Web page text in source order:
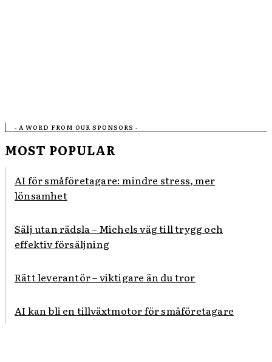
- A WORD FROM OUR SPONSORS -
MOST POPULAR
AI för småföretagare: mindre stress, mer
lönsamhet
Sälj utan rädsla – Michels väg till trygg och
effektiv försäljning
Rätt leverantör – viktigare än du tror
AI kan bli en tillväxtmotor för småföretagare